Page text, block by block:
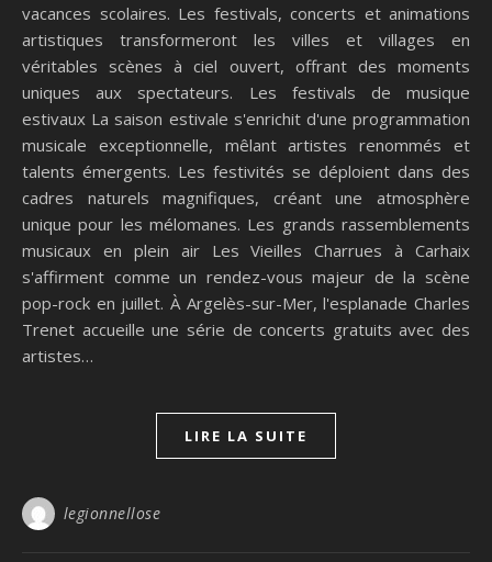
vacances scolaires. Les festivals, concerts et animations
artistiques transformeront les villes et villages en
véritables scènes à ciel ouvert, offrant des moments
uniques aux spectateurs. Les festivals de musique
estivaux La saison estivale s'enrichit d'une programmation
musicale exceptionnelle, mêlant artistes renommés et
talents émergents. Les festivités se déploient dans des
cadres naturels magnifiques, créant une atmosphère
unique pour les mélomanes. Les grands rassemblements
musicaux en plein air Les Vieilles Charrues à Carhaix
s'affirment comme un rendez-vous majeur de la scène
pop-rock en juillet. À Argelès-sur-Mer, l'esplanade Charles
Trenet accueille une série de concerts gratuits avec des
artistes…
LIRE LA SUITE
legionnellose